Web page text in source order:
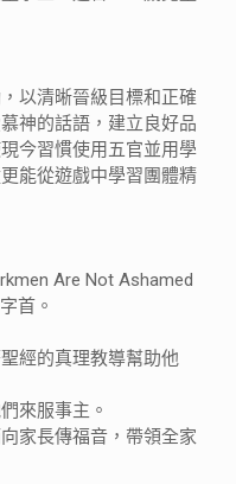
以清晰晉級目標和正確
神的話語，建立良好品
今習慣使用五官並用學
能從遊戲中學習團體精
Are Not Ashamed
首。
經的真理教導幫助他
來服事主。
家長傳福音，帶領全家